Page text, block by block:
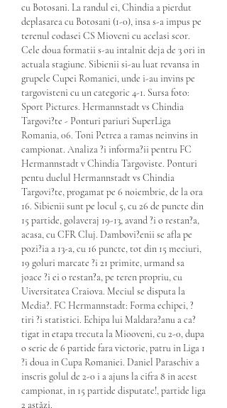
cu Botosani. La randul ei, Chindia a pierdut
deplasarea cu Botosani (1-0), insa s-a impus pe
terenul codasei CS Mioveni cu acelasi scor.
Cele doua formatii s-au intalnit deja de 3 ori in
actuala stagiune. Sibienii si-au luat revansa in
grupele Cupei Romaniei, unde i-au invins pe
targovisteni cu un categoric 4-1. Sursa foto:
Sport Pictures. Hermannstadt vs Chindia
Targovi?te - Ponturi pariuri SuperLiga
Romania, 06. Toni Petrea a ramas neinvins in
campionat. Analiza ?i informa?ii pentru FC
Hermannstadt v Chindia Targoviste. Ponturi
pentu duelul Hermannstadt vs Chindia
Targovi?te, progamat pe 6 noiembrie, de la ora
16. Sibienii sunt pe locul 5, cu 26 de puncte din
15 partide, golaveraj 19-13, avand ?i o restan?a,
acasa, cu CFR Cluj. Dambovi?enii se afla pe
pozi?ia a 13-a, cu 16 puncte, tot din 15 meciuri,
19 goluri marcate ?i 21 primite, urmand sa
joace ?i ei o restan?a, pe teren propriu, cu
Uiversitatea Craiova. Meciul se disputa la
Media?. FC Hermannstadt: Forma echipei, ?
tiri ?i statistici. Echipa lui Maldara?anu a ca?
tigat in etapa trecuta la Miooveni, cu 2-0, dupa
o serie de 6 partide fara victorie, patru in Liga 1
?i doua in Cupa Romaniei. Daniel Paraschiv a
inscris golul de 2-0 i a ajuns la cifra 8 in acest
campionat, in 15 partide disputate!, partide liga
2 astăzi.